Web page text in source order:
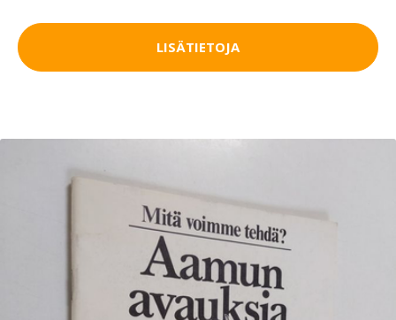
LISÄTIETOJA